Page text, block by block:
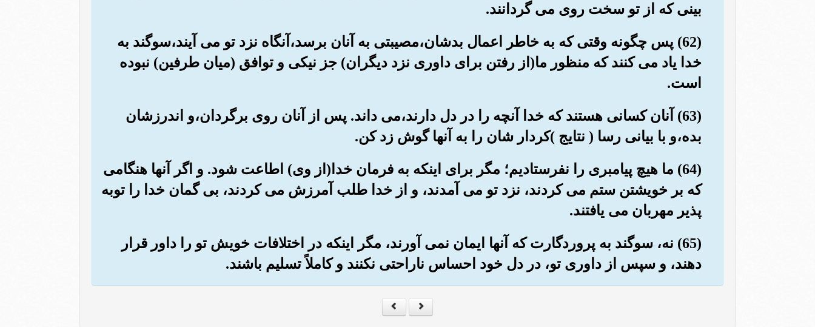
بینی که از تو سخت روی می گردانند.
(62) پس چگونه وقتی که به خاطر اعمال بدشان،مصیبتی به آنان برسد،آنگاه نزد تو می آیند،سوگند به
خدا یاد می کنند که منظور ما(از رفتن برای داوری نزد دیگران) جز نیکی و توافق (میان طرفین) نبوده
است.
(63) آنان کسانی هستند که خدا آنچه را در دل دارند،می داند. پس از آنان روی برگردان،و اندرزشان
بده،و با بیانی رسا ( نتایج )کردار شان را به آنها گوش زد کن.
(64) ما هیچ پیامبری را نفرستادیم؛ مگر برای اینکه به فرمان خدا(از وی) اطاعت شود. و اگر آنها هنگامی
که بر خویشتن ستم می کردند، نزد تو می آمدند، و از خدا طلب آمرزش می کردند، بی گمان خدا را توبه
پذیر مهربان می یافتند.
(65) نه، سوگند به پروردگارت که آنها ایمان نمی آورند، مگر اینکه در اختلافات خویش تو را داور قرار
دهند، و سپس از داوری تو، در دل خود احساس ناراحتی نکنند و کاملاً تسلیم باشند.